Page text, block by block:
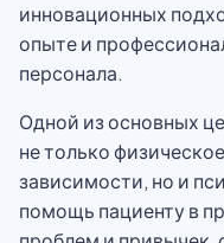
инновационных
опыте и
персонала.
Одной из основных
не только
зависимости, но и
помощь пациенту в